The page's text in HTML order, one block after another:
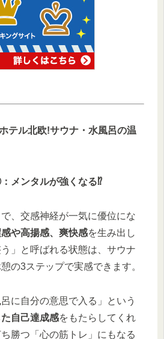
メンタルが強くなる⁉︎
、交感神経が一気に優位にな
や高揚感、爽快感を生み出し
」と呼ばれる状態は、サウナ
の3ステップで実感できます。
に自分の意思で入る」という
自己達成感をもたらしてくれ
勝つ「心の筋トレ」にもなる